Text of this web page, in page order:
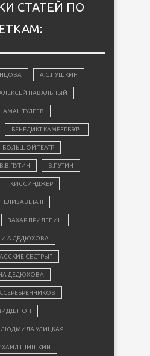
СТАТЕЙ ПО
А.С.ПУШКИН
НАВАЛЬНЫЙ
АМАН ТУЛЕЕВ
БЕНЕДИКТ КАМБЕРБЭТЧ
БОЛЬШОЙ ТЕАТР
В.В.ПУТИН В.ПУТИН
Г.КИССИНДЖЕР
ЕЛИЗАВЕТА II
ЗАХАР ПРИЛЕПИН
И.А.ДЕДЮХОВА
СЁСТРЫ"
ДЕДЮХОВА
ЛЮДМИЛА УЛИЦКАЯ
ШИШКИН